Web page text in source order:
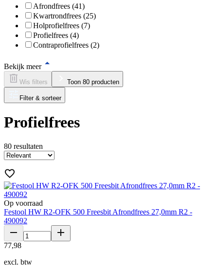
Afrondfrees (41)
Kwartrondfrees (25)
Holprofielfrees (7)
Profielfrees (4)
Contraprofielfrees (2)
Bekijk meer
Wis filters Toon 80 producten
Filter & sorteer
Profielfrees
80 resultaten
Op voorraad
Festool HW R2-OFK 500 Freesbit Afrondfrees 27,0mm R2 -
490092
77,98
excl. btw